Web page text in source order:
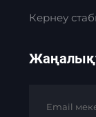
Кернеу